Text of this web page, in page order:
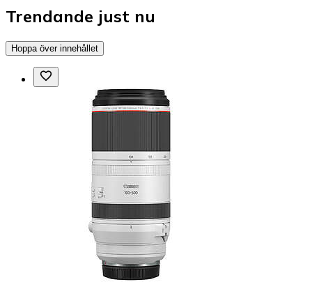
Trendande just nu
Hoppa över innehållet